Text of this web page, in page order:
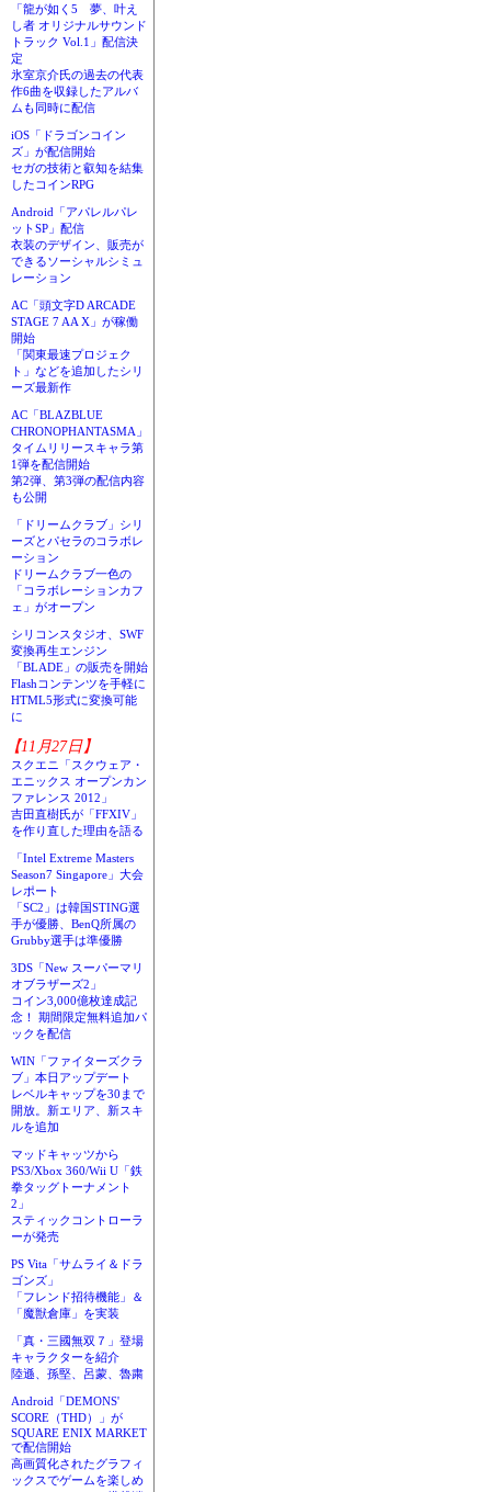
「龍が如く5 夢、叶え
し者 オリジナルサウンド
トラック Vol.1」配信決
定
氷室京介氏の過去の代表
作6曲を収録したアルバ
ムも同時に配信
iOS「ドラゴンコイン
ズ」が配信開始
セガの技術と叡知を結集
したコインRPG
Android「アパレルパレ
ットSP」配信
衣装のデザイン、販売が
できるソーシャルシミュ
レーション
AC「頭文字D ARCADE
STAGE 7 AA X」が稼働
開始
「関東最速プロジェク
ト」などを追加したシリ
ーズ最新作
AC「BLAZBLUE
CHRONOPHANTASMA」
タイムリリースキャラ第
1弾を配信開始
第2弾、第3弾の配信内容
も公開
「ドリームクラブ」シリ
ーズとパセラのコラボレ
ーション
ドリームクラブ一色の
「コラボレーションカフ
ェ」がオープン
シリコンスタジオ、SWF
変換再生エンジン
「BLADE」の販売を開始
Flashコンテンツを手軽に
HTML5形式に変換可能
に
【11月27日】
スクエニ「スクウェア・
エニックス オープンカン
ファレンス 2012」
吉田直樹氏が「FFXIV」
を作り直した理由を語る
「Intel Extreme Masters
Season7 Singapore」大会
レポート
「SC2」は韓国STING選
手が優勝、BenQ所属の
Grubby選手は準優勝
3DS「New スーパーマリ
オブラザーズ2」
コイン3,000億枚達成記
念！ 期間限定無料追加パ
ックを配信
WIN「ファイターズクラ
ブ」本日アップデート
レベルキャップを30まで
開放。新エリア、新スキ
ルを追加
マッドキャッツから
PS3/Xbox 360/Wii U「鉄
拳タッグトーナメント
2」
スティックコントローラ
ーが発売
PS Vita「サムライ＆ドラ
ゴンズ」
「フレンド招待機能」＆
「魔獣倉庫」を実装
「真・三國無双７」登場
キャラクターを紹介
陸遜、孫堅、呂蒙、魯粛
Android「DEMONS'
SCORE（THD）」が
SQUARE ENIX MARKET
で配信開始
高画質化されたグラフィ
ックスでゲームを楽しめ